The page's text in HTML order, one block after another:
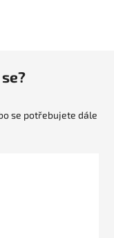
se potřebujete dále